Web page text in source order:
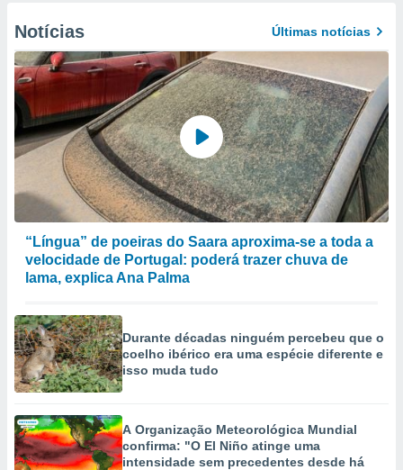
Notícias Últimas notícias
“Língua” de poeiras do Saara aproxima-se a toda a
velocidade de Portugal: poderá trazer chuva de
lama, explica Ana Palma
Durante décadas ninguém percebeu que o
coelho ibérico era uma espécie diferente e
isso muda tudo
A Organização Meteorológica Mundial
confirma: "O El Niño atinge uma
intensidade sem precedentes desde há